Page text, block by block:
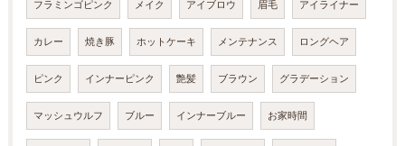
フラミンゴピンク メイク アイブロウ 眉毛 アイライナー
カレー 焼き豚 ホットケーキ メンテナンス ロングヘア
ピンク インナーピンク 艶髪 ブラウン グラデーション
マッシュウルフ ブルー インナーブルー お家時間